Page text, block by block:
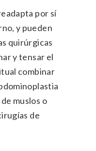
por sí
y pueden
quirúrgicas
y tensar el
combinar
muslos o
de